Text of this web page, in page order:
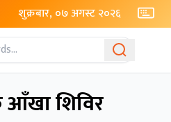
शुक्रबार, ०७ अगस्ट २०२६
आँखा शिविर